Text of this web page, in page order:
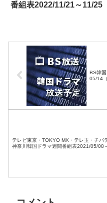
番組表2022/11/21～11/25
BS韓
05/14
テレビ東京・TOKYO MX・テレ玉・チバ
神奈川韓国ドラマ週間番組表2021/05/08